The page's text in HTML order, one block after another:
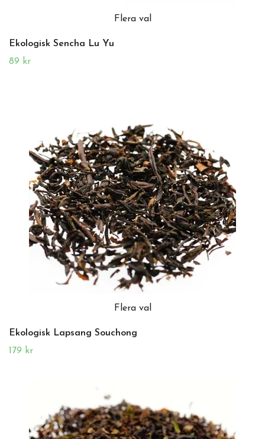
Flera val
Ekologisk Sencha Lu Yu
89 kr
Flera val
Ekologisk Lapsang Souchong
179 kr